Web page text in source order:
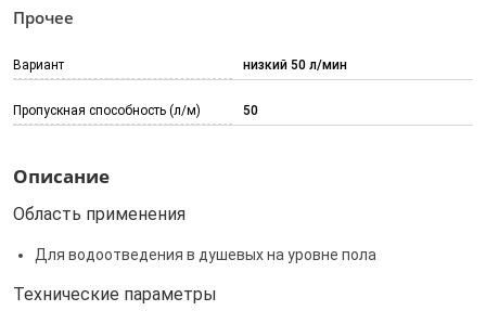
Прочее
Вариант низкий 50 л/мин
Пропускная способность (л/м) 50
Описание
Область применения
Для водоотведения в душевых на уровне пола
Технические параметры